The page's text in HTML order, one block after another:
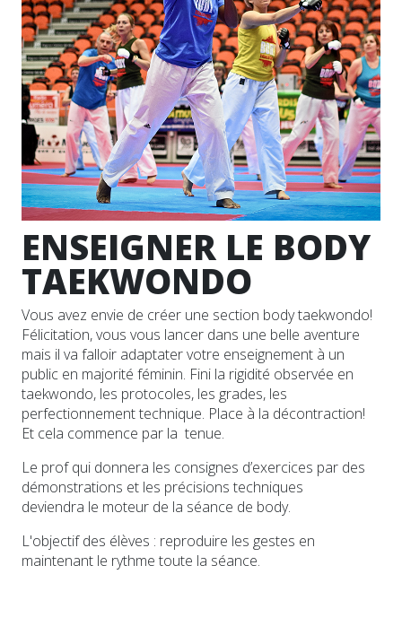
ENSEIGNER LE BODY
TAEKWONDO
Vous avez envie de créer une section body taekwondo!
Félicitation, vous vous lancer dans une belle aventure
mais il va falloir adaptater votre enseignement à un
public en majorité féminin. Fini la rigidité observée en
taekwondo, les protocoles, les grades, les
perfectionnement technique. Place à la décontraction!
Et cela commence par la tenue.
Le prof qui donnera les consignes d’exercices par des
démonstrations et les précisions techniques
deviendra le moteur de la séance de body.
L'objectif des élèves : reproduire les gestes en
maintenant le rythme toute la séance.